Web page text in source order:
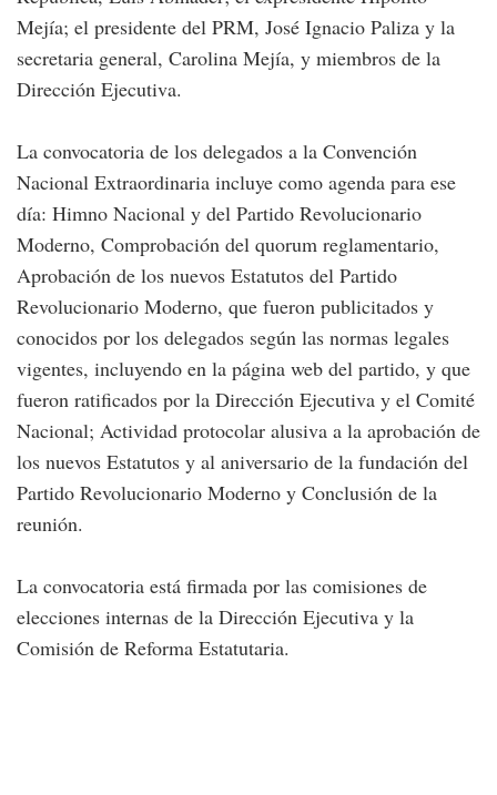
Mejía; el presidente del PRM, José Ignacio Paliza y la
secretaria general, Carolina Mejía, y miembros de la
Dirección Ejecutiva.
La convocatoria de los delegados a la Convención
Nacional Extraordinaria incluye como agenda para ese
día: Himno Nacional y del Partido Revolucionario
Moderno, Comprobación del quorum reglamentario,
Aprobación de los nuevos Estatutos del Partido
Revolucionario Moderno, que fueron publicitados y
conocidos por los delegados según las normas legales
vigentes, incluyendo en la página web del partido, y que
fueron ratificados por la Dirección Ejecutiva y el Comité
Nacional; Actividad protocolar alusiva a la aprobación de
los nuevos Estatutos y al aniversario de la fundación del
Partido Revolucionario Moderno y Conclusión de la
reunión.
La convocatoria está firmada por las comisiones de
elecciones internas de la Dirección Ejecutiva y la
Comisión de Reforma Estatutaria.